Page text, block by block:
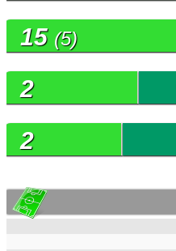
15 (5)
2
2